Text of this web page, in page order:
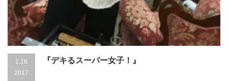
1.16
2017
『デキるスーパー女子！』